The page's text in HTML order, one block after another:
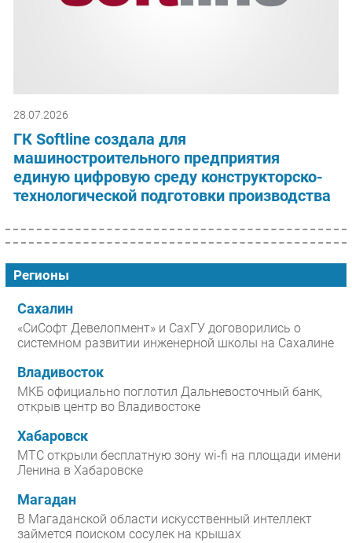
28.07.2026
ГК Softline создала для
машиностроительного предприятия
единую цифровую среду конструкторско-
технологической подготовки производства
Регионы
Сахалин
«СиСофт Девелопмент» и СахГУ договорились о
системном развитии инженерной школы на Сахалине
Владивосток
МКБ официально поглотил Дальневосточный банк,
открыв центр во Владивостоке
Хабаровск
МТС открыли бесплатную зону wi-fi на площади имени
Ленина в Хабаровске
Магадан
В Магаданской области искусственный интеллект
займется поиском сосулек на крышах